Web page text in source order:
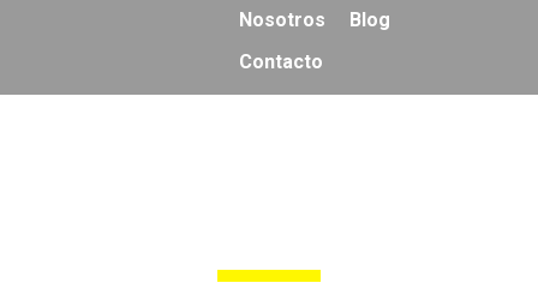
Nosotros
Blog
Contacto